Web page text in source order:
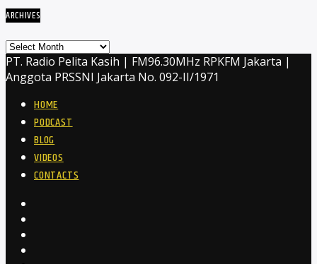
ARCHIVES
Archives
PT. Radio Pelita Kasih | FM96.30MHz RPKFM Jakarta |
Anggota PRSSNI Jakarta No. 092-II/1971
HOME
PODCAST
BLOG
VIDEOS
CONTACTS